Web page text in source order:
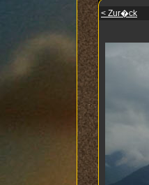
< Zur�ck